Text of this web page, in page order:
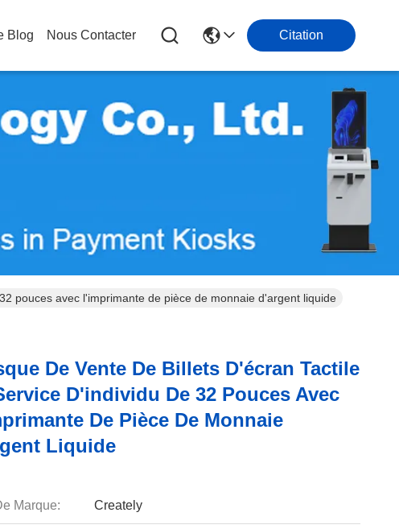
Blog Nous Contacter Citation
pouces avec l'imprimante de pièce de monnaie d'argent liquide
De Vente De Billets D'écran Tactile
D'individu De 32 Pouces Avec
De Pièce De Monnaie
Liquide
Marque: Creately